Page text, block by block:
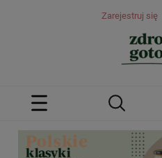
Zarejestruj się